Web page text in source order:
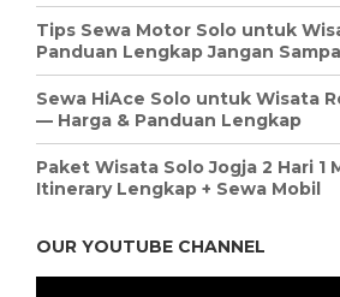
Tips Sewa Motor Solo untuk
Panduan Lengkap Jangan
Sewa HiAce Solo untuk Wisata
— Harga & Panduan Lengkap
Paket Wisata Solo Jogja 2 Hari 1
Itinerary Lengkap + Sewa Mobil
OUR YOUTUBE CHANNEL